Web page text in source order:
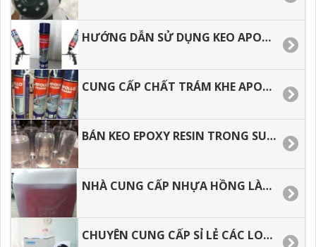
HƯỚNG DẪN SỬ DỤNG KEO APOLLO FOAM ĐÚNG CÁCH, TIẾT KIỆM.
CUNG CẤP CHẤT TRÁM KHE APOLLO FOAM GIÁ RẺ, GIAO HÀNG NHANH
BÁN KEO EPOXY RESIN TRONG SUỐT ĐỔ BÀN, LÀM TRANG SỨC GIÁ TỐT
NHÀ CUNG CẤP NHỰA HỒNG LÀM KHUÔN, CHỐNG THẤM CAO CẤP.
CHUYÊN CUNG CẤP SỈ LẺ CÁC LOẠI CAMERA WIFI TRONG NHÀ HÌNH ẢNH SẮC NÉT.